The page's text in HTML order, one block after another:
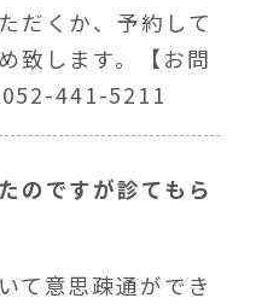
だくか、予約して
致します。【お問
441-5211
のですが診てもら
て意思疎通ができ